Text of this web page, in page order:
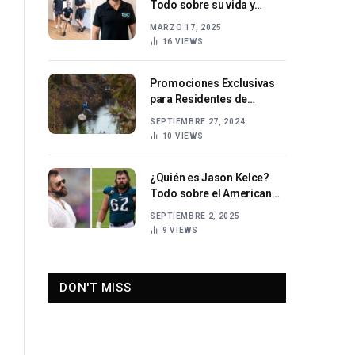
Todo sobre su vida y
MARZO 17, 2025
16 VIEWS
Promociones Exclusivas
para Residentes de
Aventura en Selvatica
SEPTIEMBRE 27, 2024
10 VIEWS
¿Quién es Jason Kelce?
Todo sobre el American
SEPTIEMBRE 2, 2025
9VIEWS
DON'T MISS